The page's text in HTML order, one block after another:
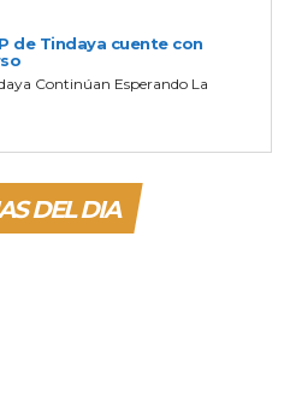
de Tindaya cuente con
Continúan Esperando La
DEL DIA